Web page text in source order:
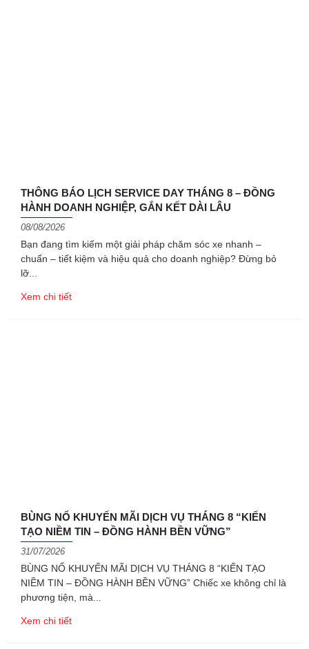
THÔNG BÁO LỊCH SERVICE DAY THÁNG 8 – ĐỒNG
HÀNH DOANH NGHIỆP, GẮN KẾT DÀI LÂU
08/08/2026
Bạn đang tìm kiếm một giải pháp chăm sóc xe nhanh –
chuẩn – tiết kiệm và hiệu quả cho doanh nghiệp? Đừng bỏ
lỡ
Xem chi tiết
BÙNG NỔ KHUYẾN MÃI DỊCH VỤ THÁNG 8 “KIẾN
TẠO NIỀM TIN – ĐỒNG HÀNH BỀN VỮNG”
31/07/2026
BÙNG NỔ KHUYẾN MÃI DỊCH VỤ THÁNG 8 “KIẾN TẠO
NIỀM TIN – ĐỒNG HÀNH BỀN VỮNG” Chiếc xe không chỉ là
phương tiện, mà
Xem chi tiết